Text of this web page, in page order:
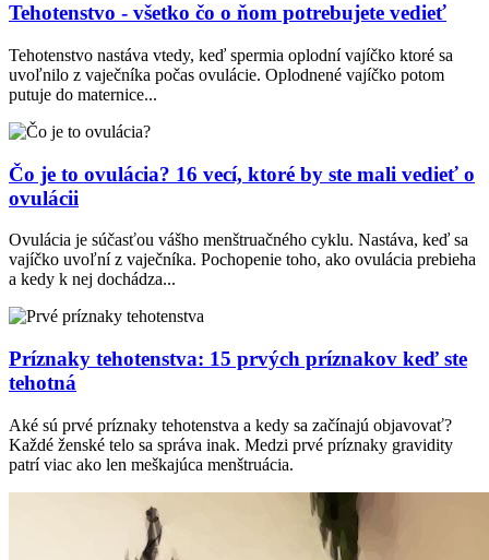
Tehotenstvo - všetko čo o ňom potrebujete vedieť
Tehotenstvo nastáva vtedy, keď spermia oplodní vajíčko ktoré sa
uvoľnilo z vaječníka počas ovulácie. Oplodnené vajíčko potom
putuje do maternice...
Čo je to ovulácia? 16 vecí, ktoré by ste mali vedieť o
ovulácii
Ovulácia je súčasťou vášho menštruačného cyklu. Nastáva, keď sa
vajíčko uvoľní z vaječníka. Pochopenie toho, ako ovulácia prebieha
a kedy k nej dochádza...
Príznaky tehotenstva: 15 prvých príznakov keď ste
tehotná
Aké sú prvé príznaky tehotenstva a kedy sa začínajú objavovať?
Každé ženské telo sa správa inak. Medzi prvé príznaky gravidity
patrí viac ako len meškajúca menštruácia.